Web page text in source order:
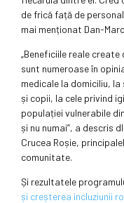
de frică față de
mai menționat Dan-
„Beneficiile reale
sunt numeroase în
medicale la domiciliu,
și copii, la cele privind
populației vulnerabile
și nu numai”, a descris
Crucea Roșie,
comunitate.
Și rezultatele
și creșterea incluziunii